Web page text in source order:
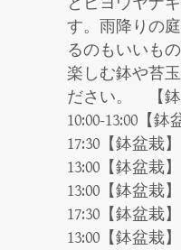
す。雨降りの
るのもいいも
楽しむ鉢や苔
ださい。 【鉢
10:00-13:00【
17:30【鉢盆栽
13:00【鉢盆栽
13:00【鉢盆栽
17:30【鉢盆栽
13:00【鉢盆栽